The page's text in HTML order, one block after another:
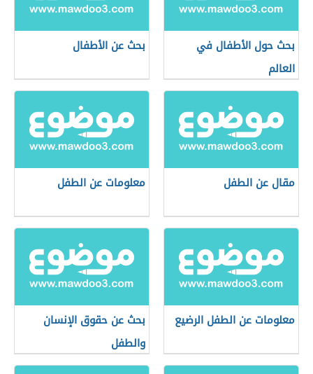
بحث حول الأطفال في
العالم
بحث عن الأطفال
مقال عن الطفل معلومات عن الطفل
معلومات عن الطفل الرضيع
بحث عن حقوق الإنسان
والطفل